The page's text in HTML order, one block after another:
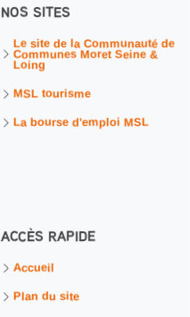
NOS SITES
Le site de la Communauté de
Communes Moret Seine &
Loing
MSL tourisme
La bourse d'emploi MSL
ACCÈS RAPIDE
Accueil
Plan du site